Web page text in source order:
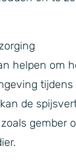
helpen om
de
gember